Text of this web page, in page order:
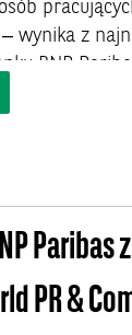
wynika z
BNP
zawodowo
starzenia
Paribas
PR &